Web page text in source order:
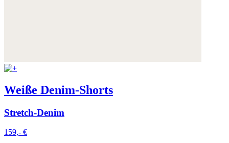
Weiße Denim-Shorts
Stretch-Denim
159,- €